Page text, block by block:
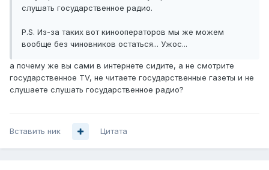
слушать государственное радио.
P.S. Из-за таких вот кинооператоров мы же можем
вообще без чиновников остаться... Ужос...
а почему же вы сами в интернете сидите, а не смотрите
государственное TV, не читаете государственные газеты и не
слушаете слушать государственное радио?
Вставить ник Цитата